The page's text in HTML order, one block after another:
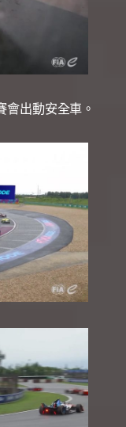
出動安全車。